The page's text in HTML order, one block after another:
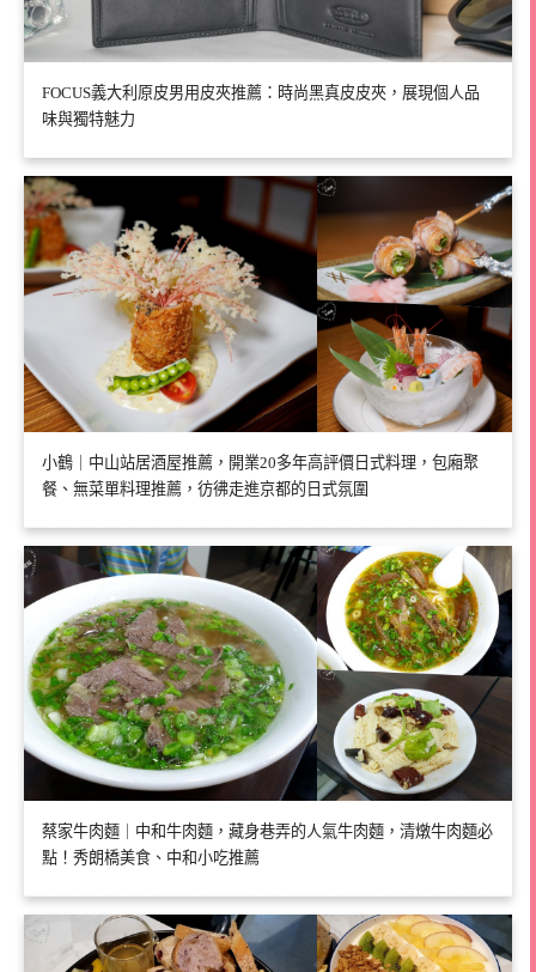
FOCUS義大利原皮男用皮夾推薦：時尚黑真皮皮夾，展現個人品
味與獨特魅力
小鶴｜中山站居酒屋推薦，開業20多年高評價日式料理，包廂聚
餐、無菜單料理推薦，彷彿走進京都的日式氛圍
蔡家牛肉麵｜中和牛肉麵，藏身巷弄的人氣牛肉麵，清燉牛肉麵必
點！秀朗橋美食、中和小吃推薦